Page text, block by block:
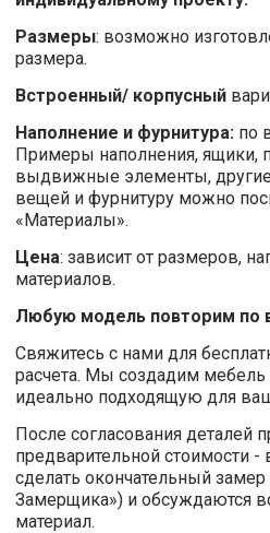
Размеры: возможно
размера.
Встроенный/ корпусный
Наполнение и фурнитура: по
Примеры наполнения, ящики,
выдвижные элементы,
вещей и фурнитуру можно
«Материалы».
Цена: зависит от размеров,
материалов.
Любую модель повторим по
Свяжитесь с нами для
расчета. Мы создадим
идеально подходящую для
После согласования деталей
предварительной стоимости
сделать окончательный
Замерщика») и обсуждаются
материал.